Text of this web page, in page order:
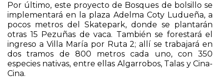
Por último, este proyecto de Bosques de bolsillo se
implementará en la plaza Adelma Coty Ludueña, a
pocos metros del Skatepark, donde se plantarán
otras 15 Pezuñas de vaca. También se forestará el
ingreso a Villa María por Ruta 2; allí se trabajará en
dos tramos de 800 metros cada uno, con 350
especies nativas, entre ellas Algarrobos, Talas y Cina-
Cina.